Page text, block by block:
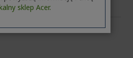
sklep Acer.